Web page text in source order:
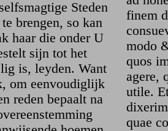
Steden
brengen, so kan
haar die onder U
sijn tot het
is, leyden. Want
om eenvoudiglijk
reden bepaalt na
finem
modo
quos
agere,
utile.
quae